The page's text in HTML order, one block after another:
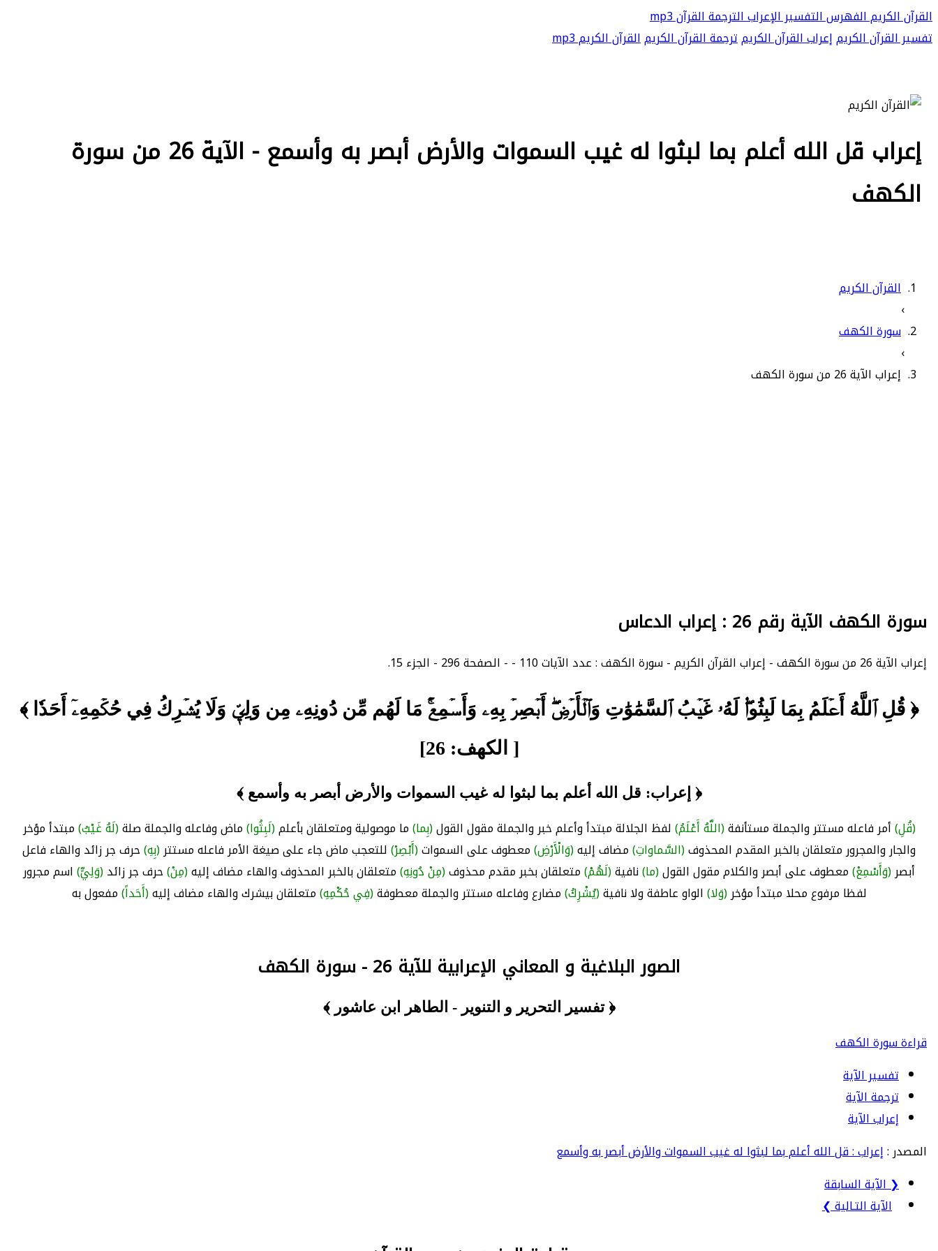
القرآن الكريمالفهرسالتفسيرالإعرابالترجمةالقرآن mp3
تفسير القرآن الكريمإعراب القرآن الكريمترجمة القرآن الكريمالقرآن الكريم mp3
إعراب قل الله أعلم بما لبثوا له غيب السموات والأرض أبصر به وأسمع - الآية 26 من سورة
الكهف
القرآن الكريم
›
سورة الكهف
›
إعراب الآية 26 من سورة الكهف
سورة الكهف الآية رقم 26 : إعراب الدعاس
إعراب الآية 26 من سورة الكهف - إعراب القرآن الكريم - سورة الكهف : عدد الآيات 110 - - الصفحة 296 - الجزء 15.
﴿ قُلِ ٱللَّهُ أَعۡلَمُ بِمَا لَبِثُواْۖ لَهُۥ غَيۡبُ ٱلسَّمَٰوَٰتِ وَٱلۡأَرۡضِۖ أَبۡصِرۡ بِهِۦ وَأَسۡمِعۡۚ مَا لَهُم مِّن دُونِهِۦ مِن وَلِيّٖ وَلَا يُشۡرِكُ فِي حُكۡمِهِۦٓ أَحَدٗا ﴾
[ الكهف: 26]
﴿ إعراب: قل الله أعلم بما لبثوا له غيب السموات والأرض أبصر به وأسمع ﴾
(قُلِ)أمر فاعله مستتر والجملة مستأنفة(اللَّهُ أَعْلَمُ)لفظ الجلالة مبتدأ وأعلم خبر والجملة مقول القول(بِما)ما موصولية ومتعلقان بأعلم(لَبِثُوا)ماض وفاعله والجملة صلة(لَهُ غَيْبُ)مبتدأ مؤخر
والجار والمجرور متعلقان بالخبر المقدم المحذوف(السَّماواتِ)مضاف إليه(وَالْأَرْضِ)معطوف على السموات(أَبْصِرْ)للتعجب ماض جاء على صيغة الأمر فاعله مستتر(بِهِ)حرف جر زائد والهاء فاعل
أبصر(وَأَسْمِعْ)معطوف على أبصر والكلام مقول القول(ما)نافية(لَهُمْ)متعلقان بخبر مقدم محذوف(مِنْ دُونِهِ)متعلقان بالخبر المحذوف والهاء مضاف إليه(مِنْ)حرف جر زائد(وَلِيٍّ)اسم مجرور
لفظا مرفوع محلا مبتدأ مؤخر(وَلا)الواو عاطفة ولا نافية(يُشْرِكُ)مضارع وفاعله مستتر والجملة معطوفة(فِي حُكْمِهِ)متعلقان بيشرك والهاء مضاف إليه(أَحَداً)مفعول به
الصور البلاغية و المعاني الإعرابية للآية 26 - سورة الكهف
﴿ تفسير التحرير و التنوير - الطاهر ابن عاشور ﴾
قراءة سورة الكهف
تفسير الآية
ترجمة الآية
إعراب الآية
المصدر :إعراب : قل الله أعلم بما لبثوا له غيب السموات والأرض أبصر به وأسمع
❮ الآية السابقة
الآية التـالية ❯